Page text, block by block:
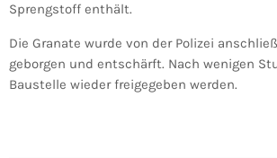
Sprengstoff enthält.
Die Granate wurde von der Polizei
geborgen und entschärft. Nach wenigen
Baustelle wieder freigegeben werden.